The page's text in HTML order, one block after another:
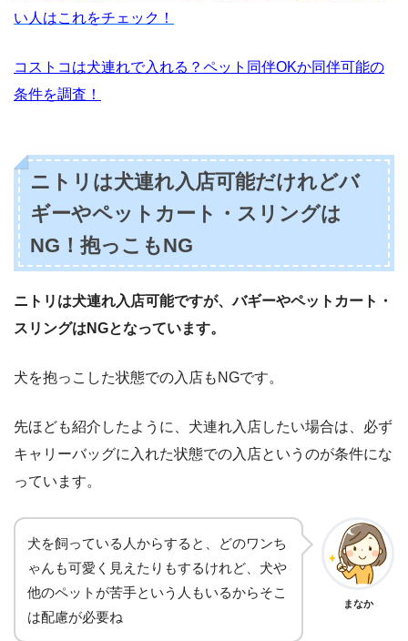
い人はこれをチェック！
コストコは犬連れで入れる？ペット同伴OKか同伴可能の
条件を調査！
ニトリは犬連れ入店可能だけれどバ
ギーやペットカート・スリングは
NG！抱っこもNG
ニトリは犬連れ入店可能ですが、バギーやペットカート・
スリングはNGとなっています。
犬を抱っこした状態での入店もNGです。
先ほども紹介したように、犬連れ入店したい場合は、必ず
キャリーバッグに入れた状態での入店というのが条件にな
っています。
犬を飼っている人からすると、どのワンち
ゃんも可愛く見えたりもするけれど、犬や
他のペットが苦手という人もいるからそこ
は配慮が必要ね
まなか